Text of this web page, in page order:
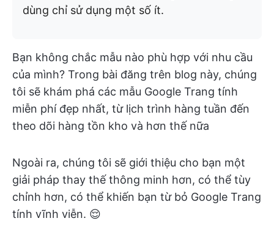
dùng chỉ sử dụng một số ít.
Bạn không chắc mẫu nào phù hợp với nhu cầu
của mình? Trong bài đăng trên blog này, chúng
tôi sẽ khám phá các mẫu Google Trang tính
miễn phí đẹp nhất, từ lịch trình hàng tuần đến
theo dõi hàng tồn kho và hơn thế nữa
Ngoài ra, chúng tôi sẽ giới thiệu cho bạn một
giải pháp thay thế thông minh hơn, có thể tùy
chỉnh hơn, có thể khiến bạn từ bỏ Google Trang
tính vĩnh viễn. 😌